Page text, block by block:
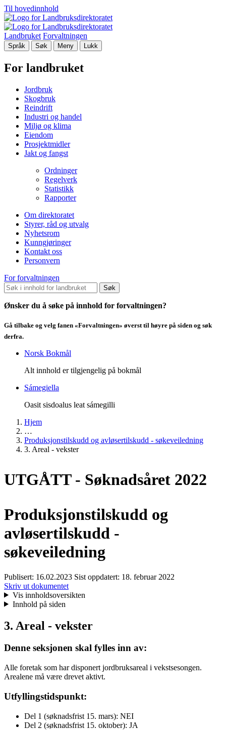
Til hovedinnhold
Landbruket Forvaltningen
Språk Søk Meny Lukk
For landbruket
Jordbruk
Skogbruk
Reindrift
Industri og handel
Miljø og klima
Eiendom
Prosjektmidler
Jakt og fangst
Ordninger
Regelverk
Statistikk
Rapporter
Om direktoratet
Styrer, råd og utvalg
Nyhetsrom
Kunngjøringer
Kontakt oss
Personvern
For forvaltningen
Søk
Ønsker du å søke på innhold for forvaltningen?
Gå tilbake og velg fanen «Forvaltningen» øverst til høyre på siden og søk
derfra.
Norsk Bokmål
Alt innhold er tilgjengelig på bokmål
Sámegiella
Oasit sisdoalus leat sámegilli
Hjem
…
Produksjonstilskudd og avløsertilskudd - søkeveiledning
3. Areal - vekster
UTGÅTT - Søknadsåret 2022
Produksjonstilskudd og
avløsertilskudd -
søkeveiledning
Publisert: 16.02.2023 Sist oppdatert: 18. februar 2022
Skriv ut dokumentet
Vis innholdsoversikten
Innhold på siden
3. Areal - vekster
Denne seksjonen skal fylles inn av:
Alle foretak som har disponert jordbruksareal i vekstsesongen.
Arealene må være drevet aktivt.
Utfyllingstidspunkt:
Del 1 (søknadsfrist 15. mars): NEI
Del 2 (søknadsfrist 15. oktober): JA